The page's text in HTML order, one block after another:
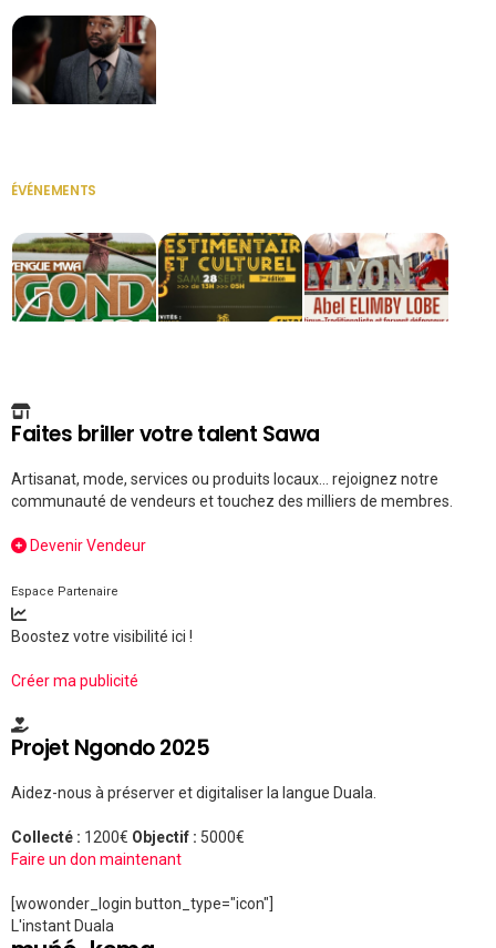
ÉVÉNEMENTS
Faites briller votre talent Sawa
Artisanat, mode, services ou produits locaux... rejoignez notre
communauté de vendeurs et touchez des milliers de membres.
Devenir Vendeur
Espace Partenaire
Boostez votre visibilité ici !
Créer ma publicité
Projet Ngondo 2025
Aidez-nous à préserver et digitaliser la langue Duala.
Collecté : 1200€ Objectif : 5000€
Faire un don maintenant
[wowonder_login button_type="icon"]
L'instant Duala